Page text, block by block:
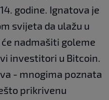
godine. Ignatova je
svijeta da ulažu u
će nadmašiti goleme
investitori u Bitcoin.
- mnogima poznata
prikrivenu